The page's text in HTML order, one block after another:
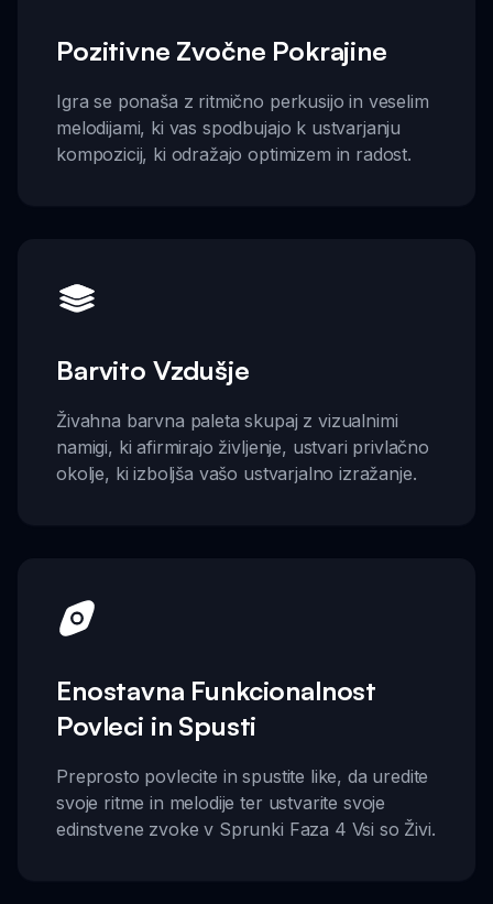
Pozitivne Zvočne Pokrajine
Igra se ponaša z ritmično perkusijo in veselim
melodijami, ki vas spodbujajo k ustvarjanju
kompozicij, ki odražajo optimizem in radost.
Barvito Vzdušje
Živahna barvna paleta skupaj z vizualnimi
namigi, ki afirmirajo življenje, ustvari privlačno
okolje, ki izboljša vašo ustvarjalno izražanje.
Enostavna Funkcionalnost
Povleci in Spusti
Preprosto povlecite in spustite like, da uredite
svoje ritme in melodije ter ustvarite svoje
edinstvene zvoke v Sprunki Faza 4 Vsi so Živi.